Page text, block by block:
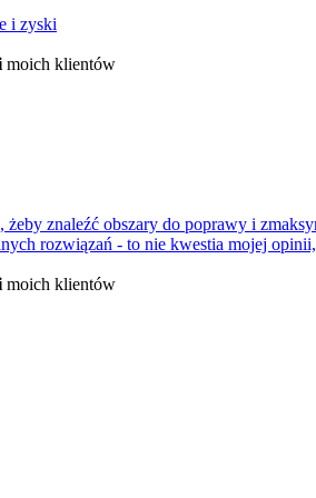
i zyski
moich klientów
żeby znaleźć obszary do poprawy i
rozwiązań - to nie kwestia mojej
moich klientów